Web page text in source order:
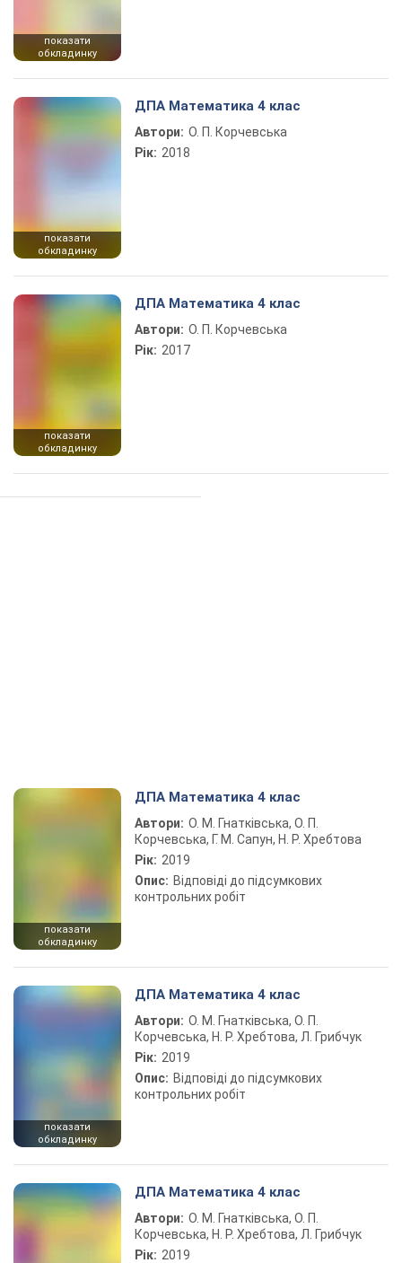
показати
обкладинку
показати
обкладинку
ДПА Математика 4 клас
Автори: О. П. Корчевська
Рік: 2018
показати
обкладинку
ДПА Математика 4 клас
Автори: О. П. Корчевська
Рік: 2017
показати
обкладинку
ДПА Математика 4 клас
Автори: О. М. Гнатківська, О. П.
Корчевська, Г. М. Сапун, Н. Р. Хребтова
Рік: 2019
Опис: Відповіді до підсумкових
контрольних робіт
показати
обкладинку
ДПА Математика 4 клас
Автори: О. М. Гнатківська, О. П.
Корчевська, Н. Р. Хребтова, Л. Грибчук
Рік: 2019
Опис: Відповіді до підсумкових
контрольних робіт
ДПА Математика 4 клас
Автори: О. М. Гнатківська, О. П.
Корчевська, Н. Р. Хребтова, Л. Грибчук
Рік: 2019